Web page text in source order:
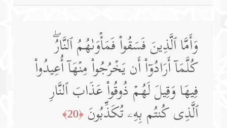
وَأَمَّا ٱلَّذِینَ فَسَقُوا۟ فَمَأۡوَىٰهُمُ ٱلنَّارُۖ
كُلَّمَاۤ أَرَادُوۤا۟ أَن یَخۡرُجُوا۟ مِنۡهَاۤ أُعِیدُوا۟
فِیهَا وَقِیلَ لَهُمۡ ذُوقُوا۟ عَذَابَ ٱلنَّارِ
ٱلَّذِی كُنتُم بِهِۦ تُكَذِّبُونَ ﴿20﴾